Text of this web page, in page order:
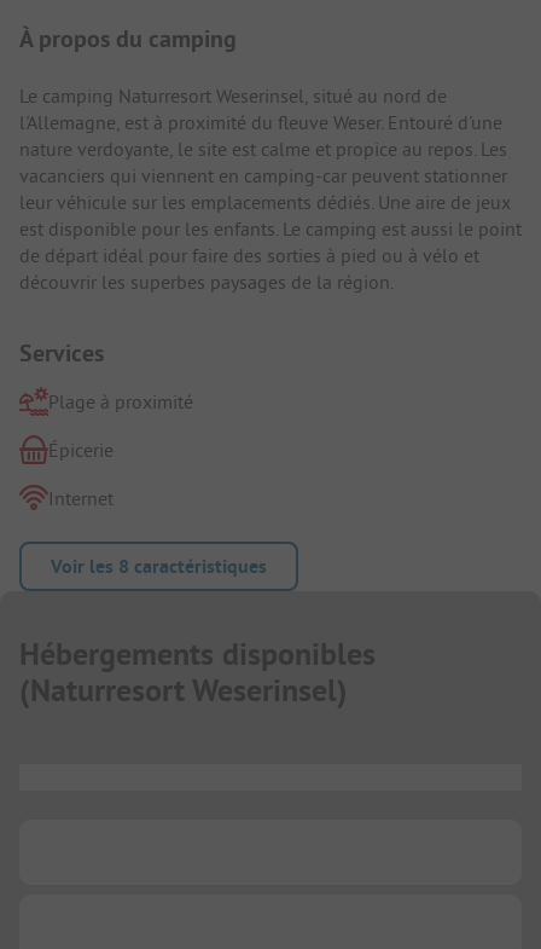
Présentation du camping
À propos du camping
Le camping Naturresort Weserinsel, situé au nord de
l'Allemagne, est à proximité du fleuve Weser. Entouré d'une
nature verdoyante, le site est calme et propice au repos. Les
vacanciers qui viennent en camping-car peuvent stationner
leur véhicule sur les emplacements dédiés. Une aire de jeux
est disponible pour les enfants. Le camping est aussi le point
de départ idéal pour faire des sorties à pied ou à vélo et
découvrir les superbes paysages de la région.
Services
Plage à proximité
Épicerie
Internet
Voir les 8 caractéristiques
Hébergements disponibles
(Naturresort Weserinsel)